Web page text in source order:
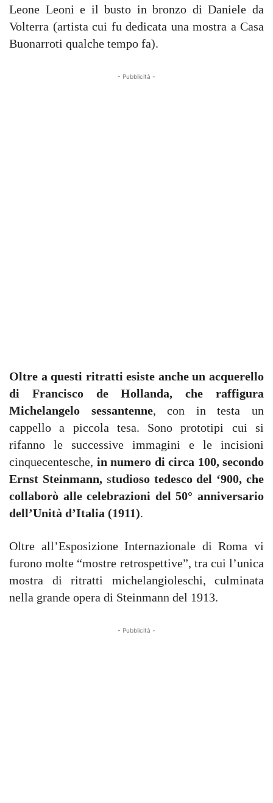
Leone Leoni e il busto in bronzo di Daniele da
Volterra (artista cui fu dedicata una mostra a Casa
Buonarroti qualche tempo fa).
- Pubblicità -
Oltre a questi ritratti esiste anche un acquerello
di Francisco de Hollanda, che raffigura
Michelangelo sessantenne, con in testa un
cappello a piccola tesa. Sono prototipi cui si
rifanno le successive immagini e le incisioni
cinquecentesche, in numero di circa 100, secondo
Ernst Steinmann,studioso tedesco del ‘900, che
collaborò alle celebrazioni del 50° anniversario
dell’Unità d’Italia (1911).
Oltre all’Esposizione Internazionale di Roma vi
furono molte “mostre retrospettive”, tra cui l’unica
mostra di ritratti michelangioleschi, culminata
nella grande opera di Steinmann del 1913.
- Pubblicità -